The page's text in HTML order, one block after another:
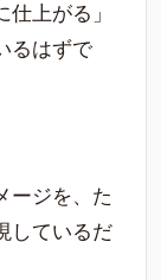
上がる」
るはずで
ージを、た
しているだ